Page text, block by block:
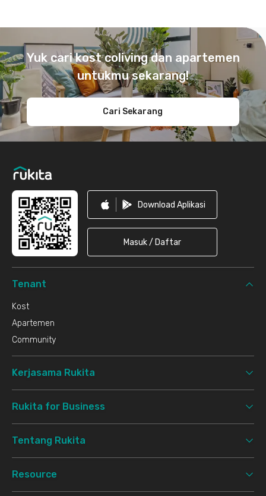
Yuk cari kost coliving dan apartemen
untukmu sekarang!
Cari Sekarang
Download Aplikasi
Masuk / Daftar
Tenant
Kost
Apartemen
Community
Kerjasama Rukita
Rukita for Business
Tentang Rukita
Resource